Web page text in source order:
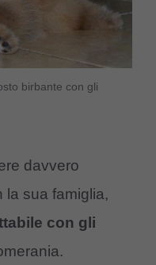
birbante con gli
davvero
la sua famiglia,
con gli